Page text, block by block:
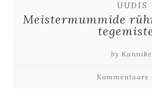
UUDIS
Meistermummide
by Kannike
Kommentaare